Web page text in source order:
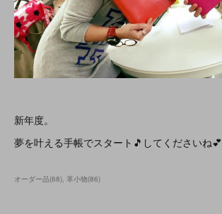
新年度。
夢を叶える手帳でスタート🎵してくださいね💕
オーダー品(68) 革小物(86)